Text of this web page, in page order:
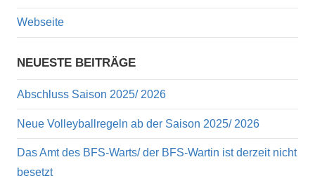
Webseite
NEUESTE BEITRÄGE
Abschluss Saison 2025/ 2026
Neue Volleyballregeln ab der Saison 2025/ 2026
Das Amt des BFS-Warts/ der BFS-Wartin ist derzeit nicht
besetzt